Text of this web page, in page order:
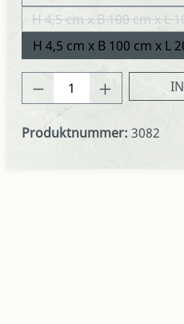
H 4,5 cm x B 100 cm x L
(Diese
H 4,5 cm x B 100 cm x L
Produkt Anzahl:
Produktnummer: 3082